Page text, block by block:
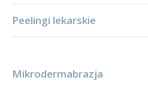
Peelingi lekarskie
Mikrodermabrazja